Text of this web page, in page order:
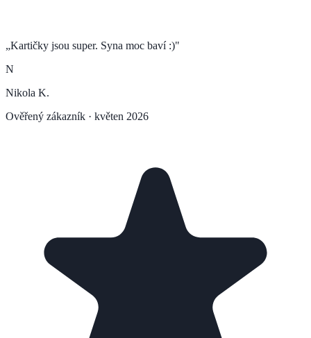
„Kartičky jsou super. Syna moc baví :)"
N
Nikola K.
Ověřený zákazník · květen 2026